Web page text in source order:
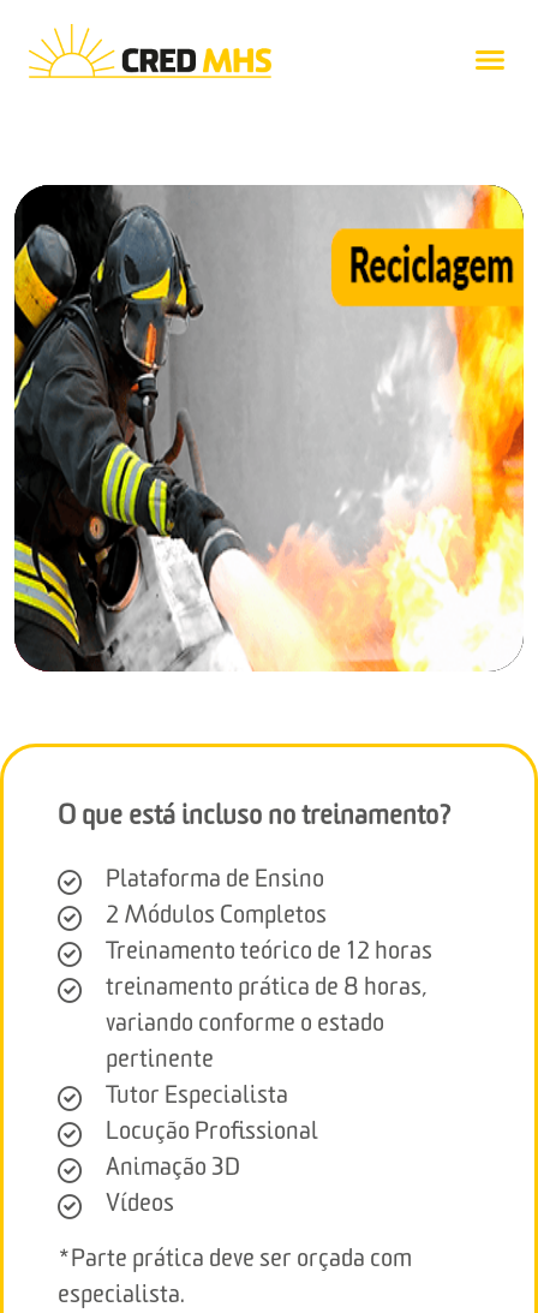
O que está incluso no treinamento?
Plataforma de Ensino
2 Módulos Completos
Treinamento teórico de 12 horas
treinamento prática de 8 horas,
variando conforme o estado
pertinente
Tutor Especialista
Locução Profissional
Animação 3D
Vídeos
*Parte prática deve ser orçada com
especialista.